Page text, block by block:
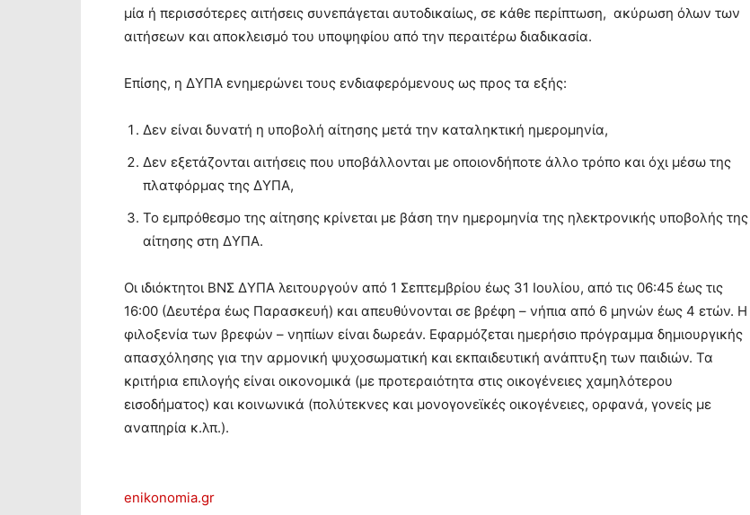
μία ή περισσότερες αιτήσεις συνεπάγεται αυτοδικαίως, σε κάθε περίπτωση, ακύρωση όλων των
αιτήσεων και αποκλεισμό του υποψηφίου από την περαιτέρω διαδικασία.
Επίσης, η ΔΥΠΑ ενημερώνει τους ενδιαφερόμενους ως προς τα εξής:
Δεν είναι δυνατή η υποβολή αίτησης μετά την καταληκτική ημερομηνία,
Δεν εξετάζονται αιτήσεις που υποβάλλονται με οποιονδήποτε άλλο τρόπο και όχι μέσω της
πλατφόρμας της ΔΥΠΑ,
Το εμπρόθεσμο της αίτησης κρίνεται με βάση την ημερομηνία της ηλεκτρονικής υποβολής της
αίτησης στη ΔΥΠΑ.
Οι ιδιόκτητοι ΒΝΣ ΔΥΠΑ λειτουργούν από 1 Σεπτεμβρίου έως 31 Ιουλίου, από τις 06:45 έως τις
16:00 (Δευτέρα έως Παρασκευή) και απευθύνονται σε βρέφη – νήπια από 6 μηνών έως 4 ετών. Η
φιλοξενία των βρεφών – νηπίων είναι δωρεάν. Εφαρμόζεται ημερήσιο πρόγραμμα δημιουργικής
απασχόλησης για την αρμονική ψυχοσωματική και εκπαιδευτική ανάπτυξη των παιδιών. Τα
κριτήρια επιλογής είναι οικονομικά (με προτεραιότητα στις οικογένειες χαμηλότερου
εισοδήματος) και κοινωνικά (πολύτεκνες και μονογονεϊκές οικογένειες, ορφανά, γονείς με
αναπηρία κ.λπ.).
enikonomia.gr